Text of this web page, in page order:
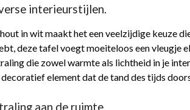
interieurstijlen.
in wit maakt het een veelzijdige keuze
deze tafel voegt moeiteloos een
die zowel warmte als lichtheid in je
element dat de tand des tijds
aan de ruimte.